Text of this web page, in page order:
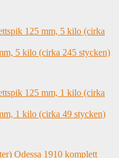
5 kilo (cirka 245 stycken)
1 kilo (cirka 49 stycken)